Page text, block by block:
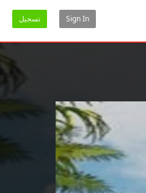
Sign In تسجيل